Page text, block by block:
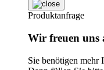
Produktanfrage
Wir freuen uns
Sie benötigen mehr